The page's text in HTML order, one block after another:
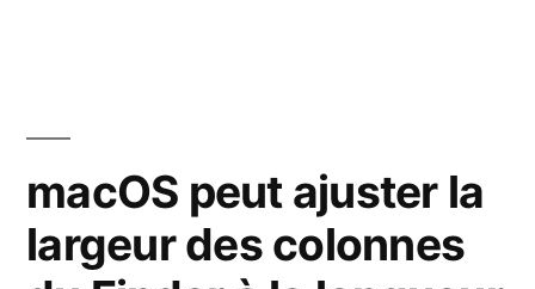
Tahoe »
macOS peut ajuster la
largeur des colonnes